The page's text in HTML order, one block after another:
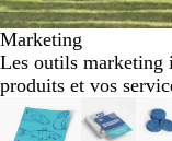
Marketing
Les outils marketing
produits et vos
Diapositives